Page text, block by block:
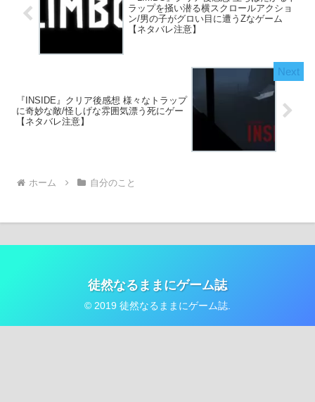
ラップを掻い潜る横スクロールアクショ
ン/男の子がグロい目に遭うZなゲーム
【ネタバレ注意】
『INSIDE』クリア後感想 様々なトラップ
に奇妙な敵/怪しげな雰囲気漂う死にゲー
【ネタバレ注意】
ホーム 自分のこと
徒然なるままにゲーム誌
© 2019 徒然なるままにゲーム誌.